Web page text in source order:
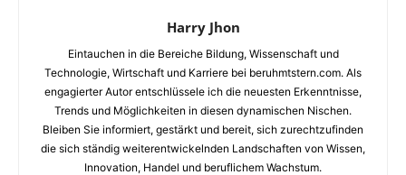
Harry Jhon
Eintauchen in die Bereiche Bildung, Wissenschaft und
Technologie, Wirtschaft und Karriere bei beruhmtstern.com. Als
engagierter Autor entschlüssele ich die neuesten Erkenntnisse,
Trends und Möglichkeiten in diesen dynamischen Nischen.
Bleiben Sie informiert, gestärkt und bereit, sich zurechtzufinden
die sich ständig weiterentwickelnden Landschaften von Wissen,
Innovation, Handel und beruflichem Wachstum.